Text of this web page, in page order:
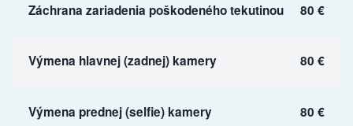
Záchrana zariadenia poškodeného tekutinou 80 €
Výmena hlavnej (zadnej) kamery 80 €
Výmena prednej (selfie) kamery 80 €